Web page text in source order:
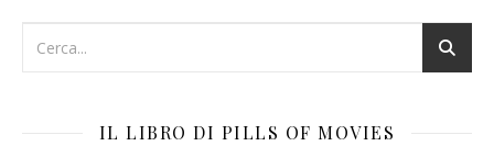
IL LIBRO DI PILLS OF MOVIES